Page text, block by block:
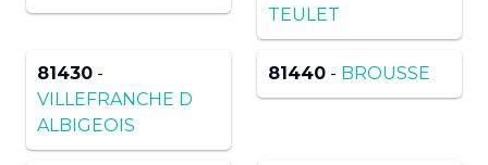
TEULET
81430 -
VILLEFRANCHE D
ALBIGEOIS
81440 - BROUSSE